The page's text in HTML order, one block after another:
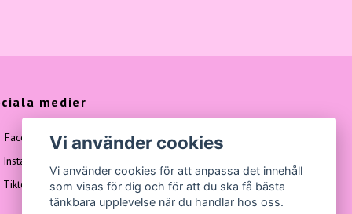
medier
Facebook
Instagram
Tiktok
Vi använder cookies
Vi använder cookies för att anpassa det innehåll
som visas för dig och för att du ska få bästa
tänkbara upplevelse när du handlar hos oss.